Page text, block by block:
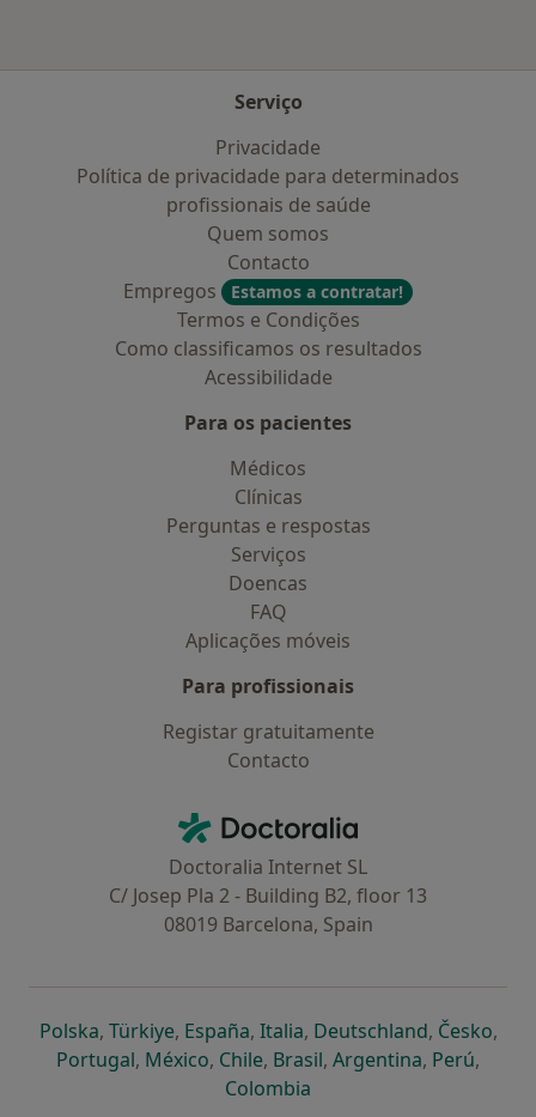
Serviço
Privacidade
Política de privacidade para determinados
profissionais de saúde
Quem somos
Contacto
Empregos
Estamos a contratar!
Termos e Condições
Como classificamos os resultados
Acessibilidade
Para os pacientes
Médicos
Clínicas
Perguntas e respostas
Serviços
Doencas
FAQ
Aplicações móveis
Para profissionais
Registar gratuitamente
Contacto
Doctoralia - Homepage
Doctoralia Internet SL
C/ Josep Pla 2 - Building B2, floor 13
08019 Barcelona, Spain
Polskaabre num novo separador
, Türkiyeabre num novo separador
, Españaabre num novo separador
, Italiaabre num novo
, Deutschlandabre num
, Česko,
Portugalabre num novo separador
, Méxicoabre num novo separador
, Chileabre num novo separador
, Brasilabre num novo
, Argentinaabre num
, Perúabre
,
Colombia